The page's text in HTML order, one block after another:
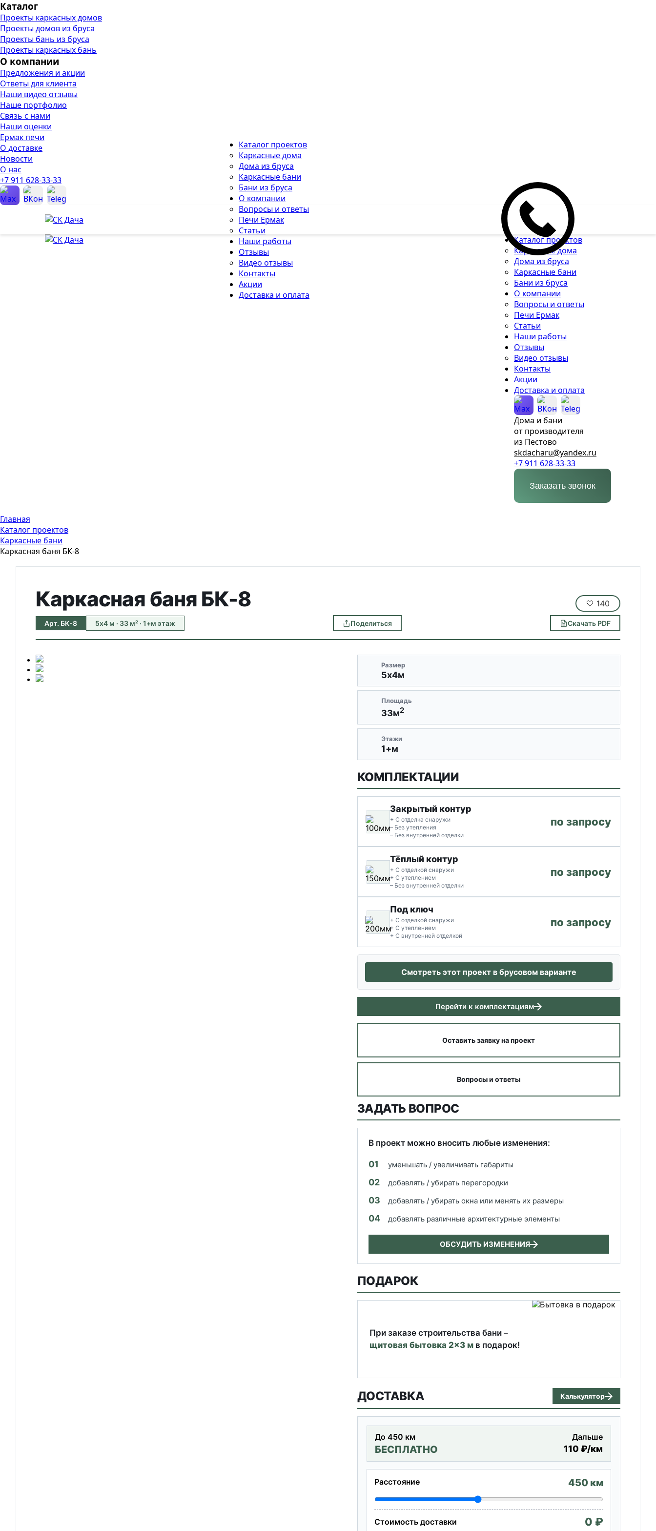
Каталог
Проекты каркасных домов
Проекты домов из бруса
Проекты бань из бруса
Проекты каркасных бань
О компании
Предложения и акции
Ответы для клиента
Наши видео отзывы
Наше портфолио
Связь с нами
Наши оценки
Ермак печи
О доставке
Новости
О нас
+7 911 628-33-33
Каталог проектов
Каркасные дома
Дома из бруса
Каркасные бани
Бани из бруса
О компании
Вопросы и ответы
Печи Ермак
Статьи
Наши работы
Отзывы
Видео отзывы
Контакты
Акции
Доставка и оплата
Каталог проектов
Каркасные дома
Дома из бруса
Каркасные бани
Бани из бруса
О компании
Вопросы и ответы
Печи Ермак
Статьи
Наши работы
Отзывы
Видео отзывы
Контакты
Акции
Доставка и оплата
Дома и бани
от производителя
из Пестово
skdacharu@yandex.ru
+7 911 628-33-33
Заказать звонок
Главная
Каталог проектов
Каркасные бани
Каркасная баня БК-8
Каркасная баня БК-8 🤍 140
Арт. БК-8 5х4 м · 33 м² · 1+м этаж Поделиться Скачать PDF
Размер
5х4м
Площадь
33м2
Этажи
1+м
КОМПЛЕКТАЦИИ
Закрытый контур
+ С отделка снаружи
– Без утепления
– Без внутренней отделки
по запросу
Тёплый контур
+ С отделкой снаружи
+ С утеплением
– Без внутренней отделки
по запросу
Под ключ
+ С отделкой снаружи
+ С утеплением
+ С внутренней отделкой
по запросу
Смотреть этот проект в брусовом варианте
Перейти к комплектациям
Оставить заявку на проект
Вопросы и ответы
ЗАДАТЬ ВОПРОС
В проект можно вносить любые изменения:
01 уменьшать / увеличивать габариты
02 добавлять / убирать перегородки
03 добавлять / убирать окна или менять их размеры
04 добавлять различные архитектурные элементы
ОБСУДИТЬ ИЗМЕНЕНИЯ
ПОДАРОК
При заказе строительства бани –
щитовая бытовка 2×3 мв подарок!
ДОСТАВКА Калькулятор
До 450 км
БЕСПЛАТНО
Дальше
110 ₽/км
Расстояние 450 км
Стоимость доставки 0 ₽